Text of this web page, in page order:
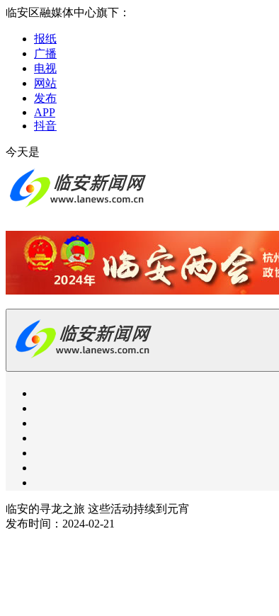
临安区融媒体中心旗下：
报纸
广播
电视
网站
发布
APP
抖音
今天是
临安的寻龙之旅 这些活动持续到元宵
发布时间：2024-02-21